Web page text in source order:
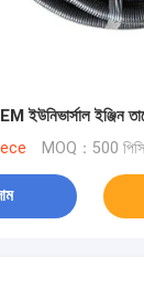
ইউনিভার্সাল ইঞ্জিন
MOQ：500 পিসি